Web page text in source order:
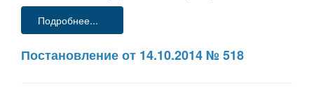
Подробнее...
Постановление от 14.10.2014 № 518